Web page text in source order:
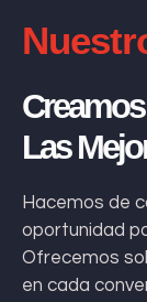
Las
Hacemos de
oportunidad
Ofrecemos
en cada